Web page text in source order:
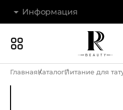
Информация
Наши магазины
ГлавнаяКаталогПитание для